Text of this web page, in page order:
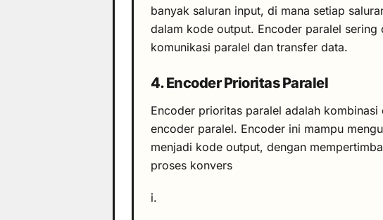
banyak saluran input, di mana setiap
dalam kode output. Encoder paralel sering
komunikasi paralel dan transfer data.
4. Encoder Prioritas Paralel
Encoder prioritas paralel adalah
encoder paralel. Encoder ini mampu
menjadi kode output, dengan
proses konvers
i.